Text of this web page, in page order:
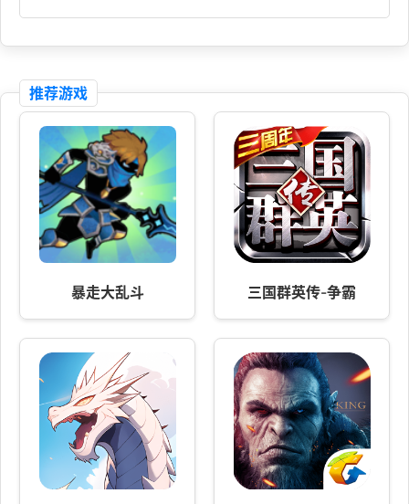
推荐游戏
暴走大乱斗 三国群英传-争霸